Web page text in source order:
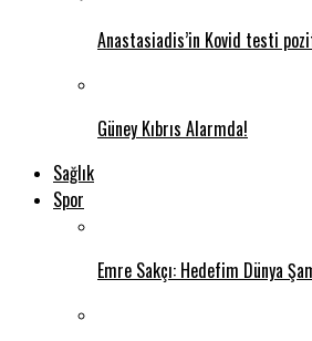
Anastasiadis’in Kovid testi
Güney Kıbrıs Alarmda!
Sağlık
Spor
Emre Sakçı: Hedefim Dünya